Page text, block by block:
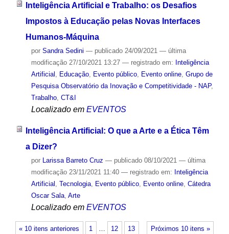
Inteligência Artificial e Trabalho: os Desafios
Impostos à Educação pelas Novas Interfaces
Humanos-Máquina
por Sandra Sedini — publicado24/09/2021 — última
modificação27/10/2021 13:27 — registrado em: Inteligência
Artificial
Educação, Evento público, Evento online, Grupo de
Pesquisa Observatório da Inovação e Competitividade - NAP,
Trabalho, CT&I
Localizado em EVENTOS
Inteligência Artificial: O que a Arte e a Ética Têm
a Dizer?
por Larissa Barreto Cruz — publicado08/10/2021 — última
modificação23/11/2021 11:40 — registrado em: Inteligência
Artificial , Tecnologia, Evento público, Evento online, Cátedra
Oscar Sala, Arte
Localizado em EVENTOS
« 10 itens anteriores Próximos 10 itens »
1 … 12 13